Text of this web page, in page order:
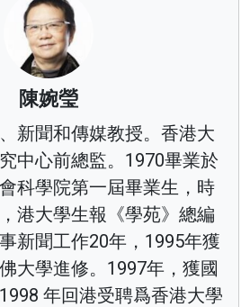
陳婉瑩
新聞和傳媒教授。香港大
中心前總監。1970畢業於
科學院第一屆畢業生，時
港大學生報《學苑》總編
新聞工作20年，1995年獲
大學進修。1997年，獲國
年回港受聘爲香港大學